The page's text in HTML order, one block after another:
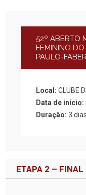
52º ABERTO
FEMININO
PAULO-
Local:CLUBE
Data de início:
Duração:3 dias
ETAPA 2 – FINAL